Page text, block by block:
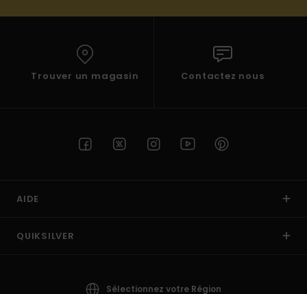
Trouver un magasin Contactez nous
AIDE
QUIKSILVER
Sélectionnez votre Région